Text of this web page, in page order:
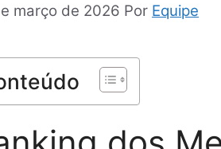
março de 2026 Por Equipe